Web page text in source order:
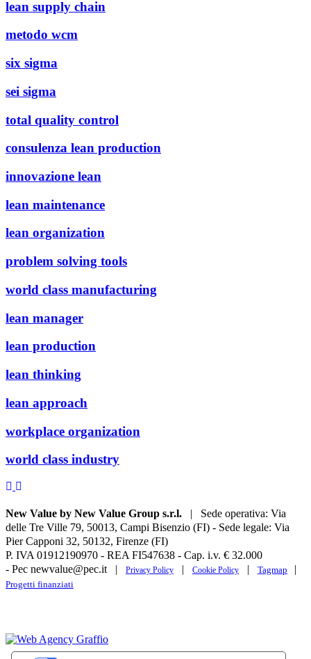
lean supply chain
metodo wcm
six sigma
sei sigma
total quality control
consulenza lean production
innovazione lean
lean maintenance
lean organization
problem solving tools
world class manufacturing
lean manager
lean production
lean thinking
lean approach
workplace organization
world class industry
New Value by New Value Group s.r.l.
| Sede operativa: Via
delle Tre Ville 79, 50013, Campi Bisenzio (FI) - Sede legale: Via
Pier Capponi 32, 50132, Firenze (FI)
P. IVA 01912190970 - REA FI547638 - Cap. i.v. € 32.000
- Pec newvalue@pec.it |
Privacy Policy | Cookie Policy | Tagmap |
Progetti finanziati